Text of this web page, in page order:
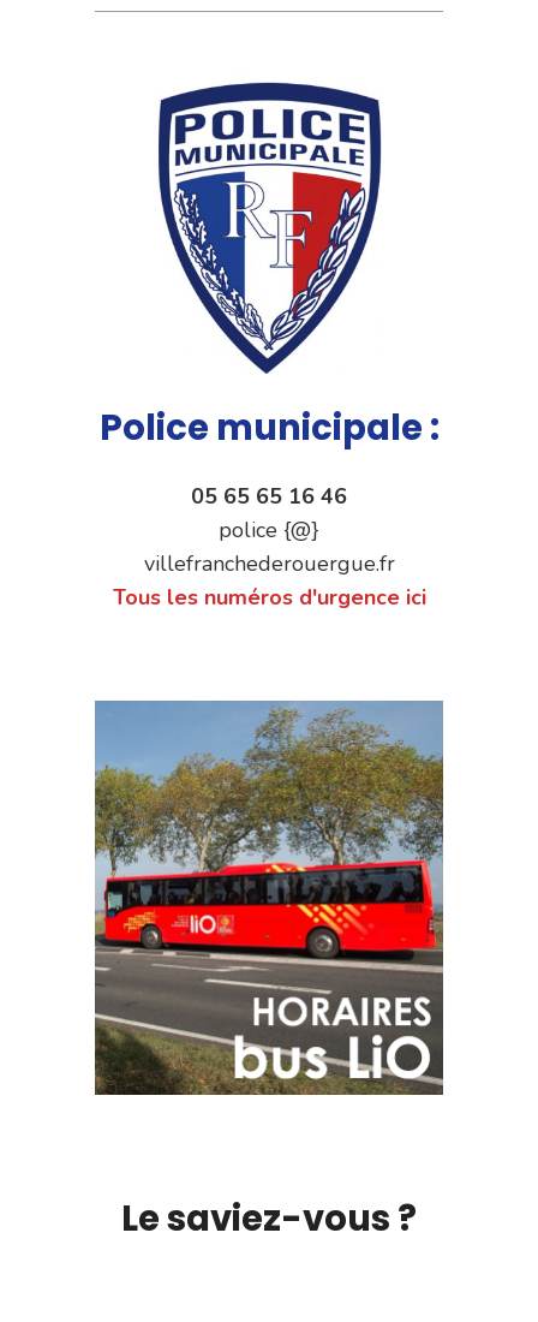
Police municipale :
05 65 65 16 46
police {@}
villefranchederouergue.fr
Tous les numéros d'urgence ici
Le saviez-vous ?